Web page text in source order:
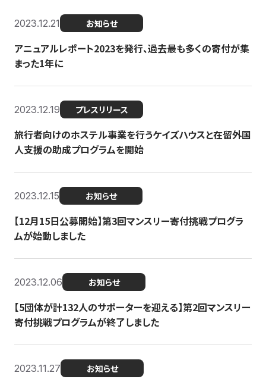
2023.12.21 お知らせ
アニュアルレポート2023を発行、過去最も多くの寄付が集
まった1年に
2023.12.19 プレスリリース
旅行者向けのホステル事業を行うケイズハウスと在留外国
人支援の助成プログラムを開始
2023.12.15 お知らせ
【12月15日公募開始】第3回マンスリー寄付挑戦プログラ
ムが始動しました
2023.12.06 お知らせ
【5団体が計132人のサポーターを迎える】第2回マンスリー
寄付挑戦プログラムが終了しました
2023.11.27 お知らせ